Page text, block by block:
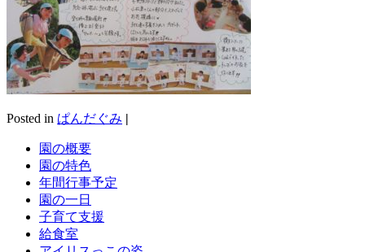
Posted in ぱんだぐみ |
園の概要
園の特色
年間行事予定
園の一日
子育て支援
給食室